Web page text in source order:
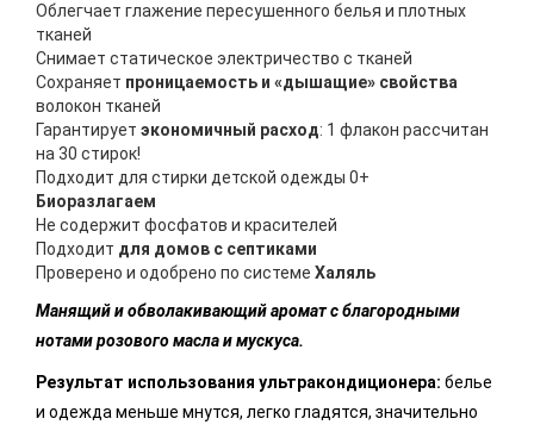
Облегчает глажение пересушенного белья и плотных
тканей
Снимает статическое электричество с тканей
Сохраняет проницаемость и «дышащие» свойства
волокон тканей
Гарантирует экономичный расход: 1 флакон рассчитан
на 30 стирок!
Подходит для стирки детской одежды 0+
Биоразлагаем
Не содержит фосфатов и красителей
Подходит для домов с септиками
Проверено и одобрено по системе Халяль
Манящий и обволакивающий аромат с благородными
нотами розового масла и мускуса.
Результат использования ультракондиционера: белье
и одежда меньше мнутся, легко гладятся, значительно